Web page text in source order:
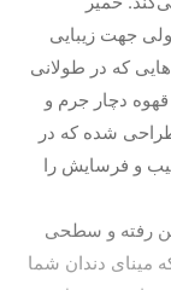
جهت زیبایی
که در طولانی
دچار جرم و
شده که در
و فرسایش را
رفته و سطحی
مینای دندان شما